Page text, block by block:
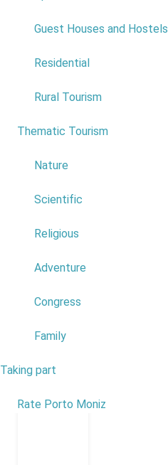
Guest Houses and Hostels
Residential
Rural Tourism
Thematic Tourism
Nature
Scientific
Religious
Adventure
Congress
Family
Taking part
Rate Porto Moniz
Trial
Place: Pista
Lamaceiros
September
Read